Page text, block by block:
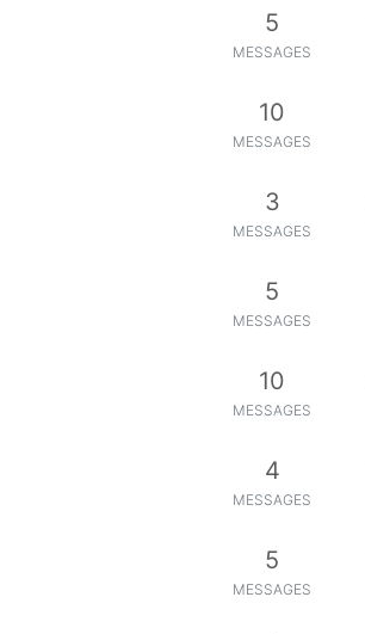
5
MESSAGES
10
MESSAGES
3
MESSAGES
5
MESSAGES
10
MESSAGES
4
MESSAGES
5
MESSAGES